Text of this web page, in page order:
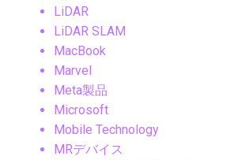
LiDAR
LiDAR SLAM
MacBook
Marvel
Meta製品
Microsoft
Mobile Technology
MRデバイス